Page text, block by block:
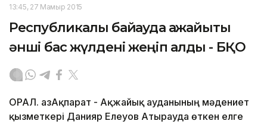
13:45, 27 Мамыр 2015
Республикалық байқауда ақжайықтық
әнші бас жүлдені жеңіп алды - БҚО
ОРАЛ. ҚазАқпарат - Ақжайық ауданының мәдениет
қызметкері Данияр Елеуов Атырауда өткен елге